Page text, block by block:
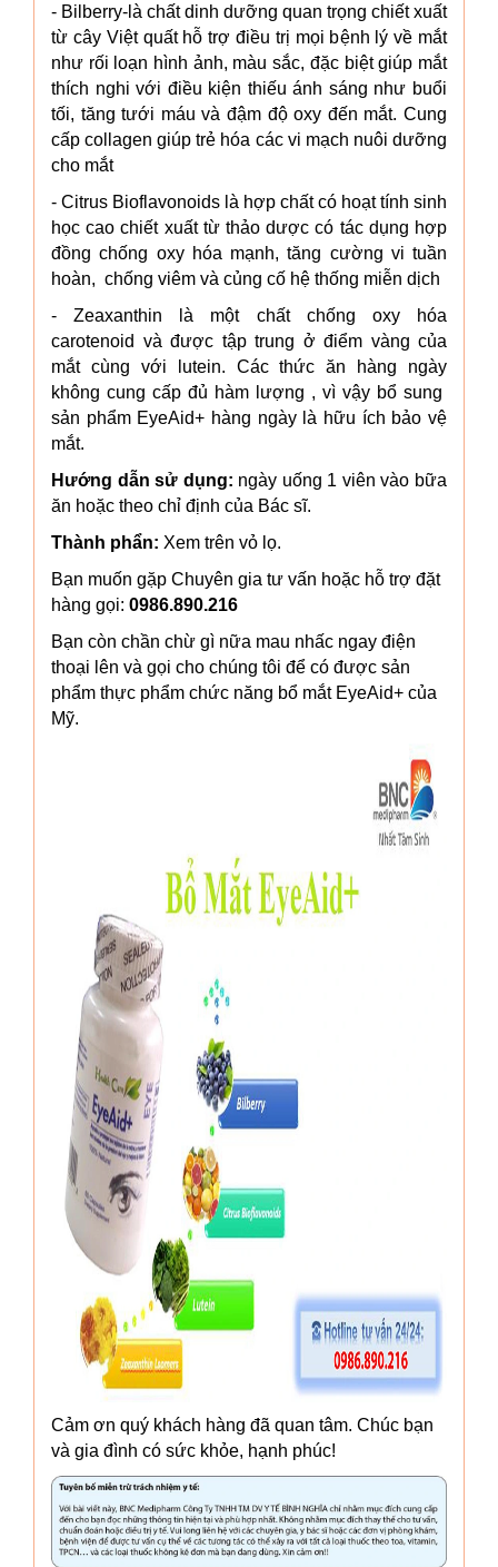
- Bilberry-là chất dinh dưỡng quan trọng chiết xuất
từ cây Việt quất hỗ trợ điều trị mọi bệnh lý về mắt
như rối loạn hình ảnh, màu sắc, đặc biệt giúp mắt
thích nghi với điều kiện thiếu ánh sáng như buổi
tối, tăng tưới máu và đậm độ oxy đến mắt. Cung
cấp collagen giúp trẻ hóa các vi mạch nuôi dưỡng
cho mắt
- Citrus Bioflavonoids là hợp chất có hoạt tính sinh
học cao chiết xuất từ thảo dược có tác dụng hợp
đồng chống oxy hóa mạnh, tăng cường vi tuần
hoàn, chống viêm và củng cố hệ thống miễn dịch
- Zeaxanthin là một chất chống oxy hóa
carotenoid và được tập trung ở điểm vàng của
mắt cùng với lutein. Các thức ăn hàng ngày
không cung cấp đủ hàm lượng , vì vậy bổ sung
sản phẩm EyeAid+ hàng ngày là hữu ích bảo vệ
mắt.
Hướng dẫn sử dụng: ngày uống 1 viên vào bữa
ăn hoặc theo chỉ định của Bác sĩ.
Thành phẩn: Xem trên vỏ lọ.
Bạn muốn gặp Chuyên gia tư vấn hoặc hỗ trợ đặt
hàng gọi: 0986.890.216
Bạn còn chần chừ gì nữa mau nhấc ngay điện
thoại lên và gọi cho chúng tôi để có được sản
phẩm thực phẩm chức năng bổ mắt EyeAid+ của
Mỹ.
Cảm ơn quý khách hàng đã quan tâm. Chúc bạn
và gia đình có sức khỏe, hạnh phúc!